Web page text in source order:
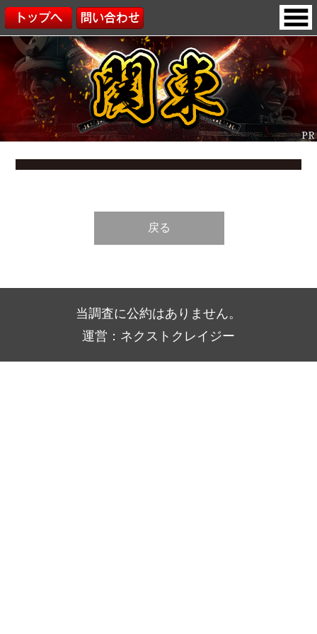
戻る
当調査に公約はありません。
運営：ネクストクレイジー